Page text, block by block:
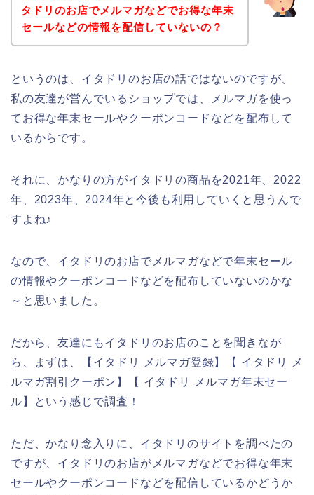
タドリのお店でメルマガなどでお得な年末
セールなどの情報を配信していないの？
というのは、イタドリのお店の話ではないのですが、
私の友達が営んでいるショップでは、メルマガを使っ
てお得な年末セールやクーポンコードなどを配布して
いるからです。
それに、かなりの方がイタドリの商品を2021年、2022
年、2023年、2024年と今後も利用していくと思うんで
すよね♪
なので、イタドリのお店でメルマガなどで年末セール
の情報やクーポンコードなどを配布していないのかな
～と思いました。
だから、友達にもイタドリのお店のことを聞きなが
ら、まずは、【イタドリ メルマガ登録】【 イタドリ メ
ルマガ割引クーポン】【 イタドリ メルマガ年末セー
ル】という感じで調査！
ただ、かなり念入りに、イタドリのサイトを調べたの
ですが、イタドリのお店がメルマガなどでお得な年末
セールやクーポンコードなどを配信しているかどうか